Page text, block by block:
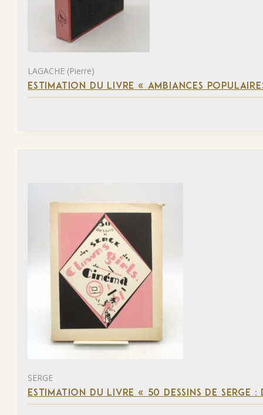
LAGACHE (Pierre)
ESTIMATION DU LIVRE « AMBIANCES
SERGE
ESTIMATION DU LIVRE « 50 DESSINS DE SERGE